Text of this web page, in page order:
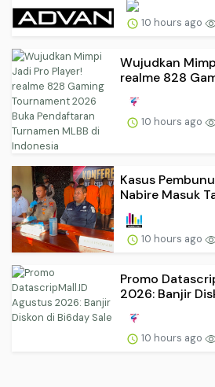
10 hours ago
Wujudkan
realme 828
10 hours ago
Kasus
Nabire Masuk
10 hours ago
Promo
2026: Banjir
10 hours ago